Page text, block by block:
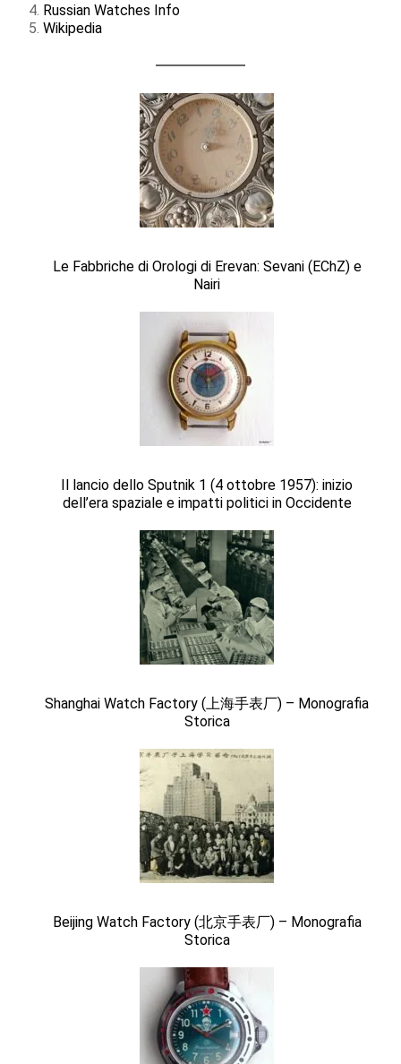
Russian Watches Info
Wikipedia
Le Fabbriche di Orologi di Erevan: Sevani (EChZ) e
Nairi
Il lancio dello Sputnik 1 (4 ottobre 1957): inizio
dell’era spaziale e impatti politici in Occidente
Shanghai Watch Factory (上海手表厂) – Monografia
Storica
Beijing Watch Factory (北京手表厂) – Monografia
Storica